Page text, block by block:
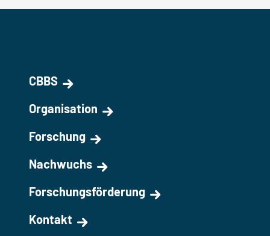
CBBS
Organisation
Forschung
Nachwuchs
Forschungsförderung
Kontakt